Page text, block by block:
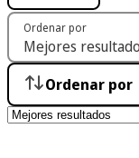
Ordenar por
Ordenar por